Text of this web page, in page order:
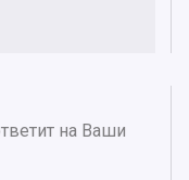
на Ваши